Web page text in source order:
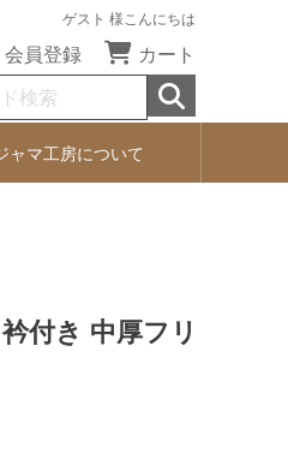
ゲスト 様こんにちは
会員登録 カート
ャマ工房について
付き 中厚フリ